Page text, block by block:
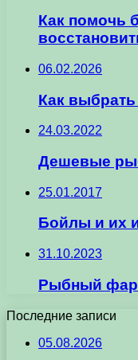
Как помочь
06.02.2026
Как
24.03.2022
Дешевые
25.01.2017
Бойлы и их
31.10.2023
Рыбный
Последние записи
05.08.2026